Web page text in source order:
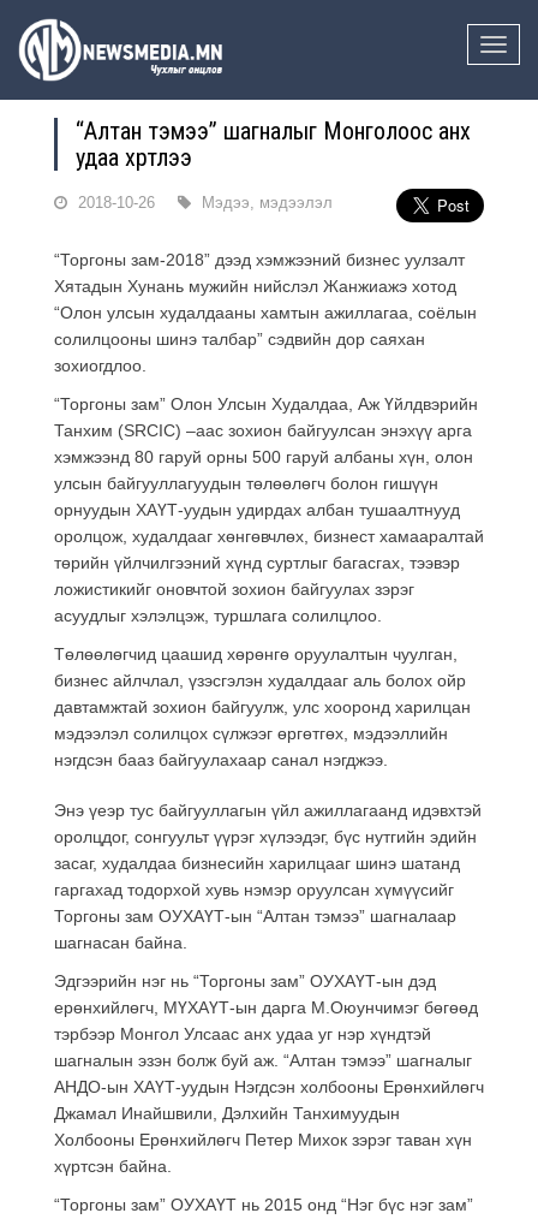
Toggle
“Алтан тэмээ” шагналыг Монголоос анх
удаа хүртлээ
2018-10-26 Мэдээ, мэдээлэл
“Торгоны зам-2018” дээд хэмжээний бизнес уулзалт
Хятадын Хунань мужийн нийслэл Жанжиажэ хотод
“Олон улсын худалдааны хамтын ажиллагаа, соёлын
солилцооны шинэ талбар” сэдвийн дор саяхан
зохиогдлоо.
“Торгоны зам” Олон Улсын Худалдаа, Аж Үйлдвэрийн
Танхим (SRCIC) –аас зохион байгуулсан энэхүү арга
хэмжээнд 80 гаруй орны 500 гаруй албаны хүн, олон
улсын байгууллагуудын төлөөлөгч болон гишүүн
орнуудын ХАҮТ-уудын удирдах албан тушаалтнууд
оролцож, худалдааг хөнгөвчлөх, бизнест хамааралтай
төрийн үйлчилгээний хүнд суртлыг багасгах, тээвэр
ложистикийг оновчтой зохион байгуулах зэрэг
асуудлыг хэлэлцэж, туршлага солилцлоо.
Төлөөлөгчид цаашид хөрөнгө оруулалтын чуулган,
бизнес айлчлал, үзэсгэлэн худалдааг аль болох ойр
давтамжтай зохион байгуулж, улс хооронд харилцан
мэдээлэл солилцох сүлжээг өргөтгөх, мэдээллийн
нэгдсэн бааз байгуулахаар санал нэгджээ.
Энэ үеэр тус байгууллагын үйл ажиллагаанд идэвхтэй
оролцдог, сонгуульт үүрэг хүлээдэг, бүс нутгийн эдийн
засаг, худалдаа бизнесийн харилцааг шинэ шатанд
гаргахад тодорхой хувь нэмэр оруулсан хүмүүсийг
Торгоны зам ОУХАҮТ-ын “Алтан тэмээ” шагналаар
шагнасан байна.
Эдгээрийн нэг нь “Торгоны зам” ОУХАҮТ-ын дэд
ерөнхийлөгч, МҮХАҮТ-ын дарга М.Оюунчимэг бөгөөд
тэрбээр Монгол Улсаас анх удаа уг нэр хүндтэй
шагналын эзэн болж буй аж. “Алтан тэмээ” шагналыг
АНДО-ын ХАҮТ-уудын Нэгдсэн холбооны Ерөнхийлөгч
Джамал Инайшвили, Дэлхийн Танхимуудын
Холбооны Ерөнхийлөгч Петер Михок зэрэг таван хүн
хүртсэн байна.
“Торгоны зам” ОУХАҮТ нь 2015 онд “Нэг бүс нэг зам”